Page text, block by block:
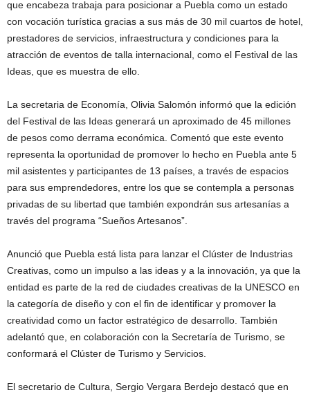
que encabeza trabaja para posicionar a Puebla como un estado
con vocación turística gracias a sus más de 30 mil cuartos de hotel,
prestadores de servicios, infraestructura y condiciones para la
atracción de eventos de talla internacional, como el Festival de las
Ideas, que es muestra de ello.
La secretaria de Economía, Olivia Salomón informó que la edición
del Festival de las Ideas generará un aproximado de 45 millones
de pesos como derrama económica. Comentó que este evento
representa la oportunidad de promover lo hecho en Puebla ante 5
mil asistentes y participantes de 13 países, a través de espacios
para sus emprendedores, entre los que se contempla a personas
privadas de su libertad que también expondrán sus artesanías a
través del programa “Sueños Artesanos”.
Anunció que Puebla está lista para lanzar el Clúster de Industrias
Creativas, como un impulso a las ideas y a la innovación, ya que la
entidad es parte de la red de ciudades creativas de la UNESCO en
la categoría de diseño y con el fin de identificar y promover la
creatividad como un factor estratégico de desarrollo. También
adelantó que, en colaboración con la Secretaría de Turismo, se
conformará el Clúster de Turismo y Servicios.
El secretario de Cultura, Sergio Vergara Berdejo destacó que en